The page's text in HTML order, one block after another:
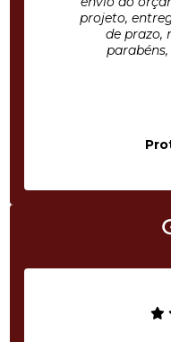
projeto,
de prazo,